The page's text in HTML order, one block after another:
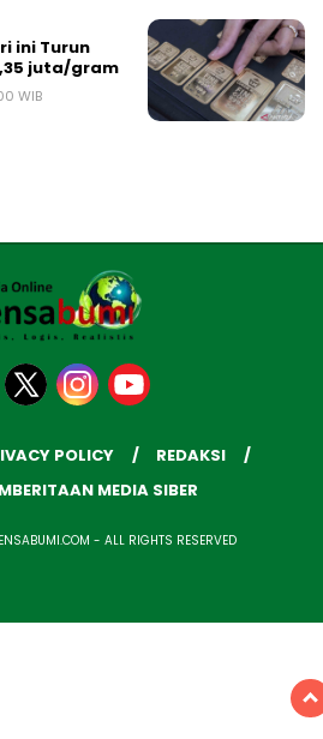
ini Turun
juta/gram
WIB
POLICY
REDAKSI
MEDIA SIBER
- ALL RIGHTS RESERVED